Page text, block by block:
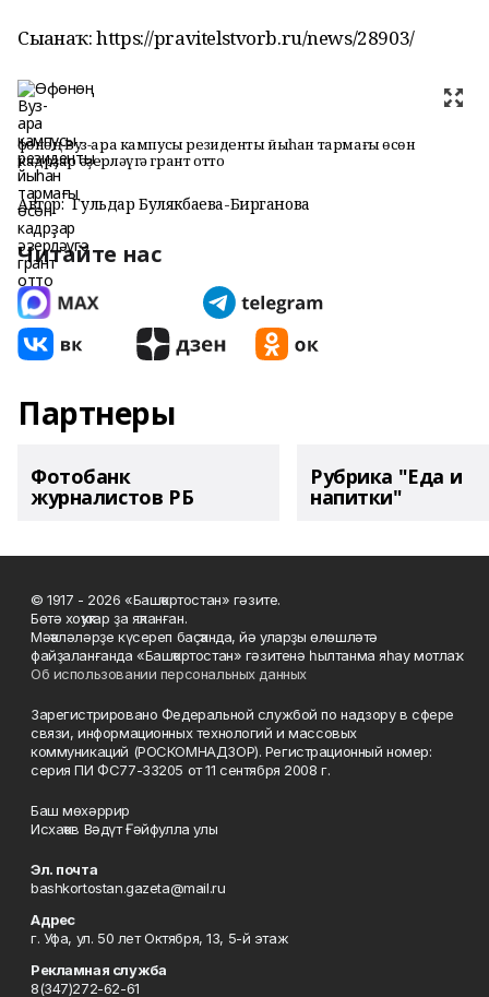
Сығанаҡ: https://pravitelstvorb.ru/news/28903/
Өфөнөң Вуз-ара кампусы резиденты йыһан тармағы өсөн
кадрҙар әҙерләүгә грант отто
Автор: Гульдар Булякбаева-Бирганова
Читайте нас
Партнеры
Фотобанк
журналистов РБ
Рубрика "Еда и
напитки"
© 1917 - 2026 «Башҡортостан» гәзите.
Бөтә хоҡуҡтар ҙа яҡланған.
Мәҡәләләрҙе күсереп баҫҡанда, йә уларҙы өлөшләтә
файҙаланғанда «Башҡортостан» гәзитенә һылтанма яһау мотлаҡ.
Об использовании персональных данных
Зарегистрировано Федеральной службой по надзору в сфере
связи, информационных технологий и массовых
коммуникаций (РОСКОМНАДЗОР). Регистрационный номер:
серия ПИ ФС77-33205 от 11 сентября 2008 г.
Баш мөхәррир
Исхаҡов Вәдүт Ғәйфулла улы
Эл. почта
bashkortostan.gazeta@mail.ru
Адрес
г. Уфа, ул. 50 лет Октября, 13, 5-й этаж
Рекламная служба
8(347)272-62-61